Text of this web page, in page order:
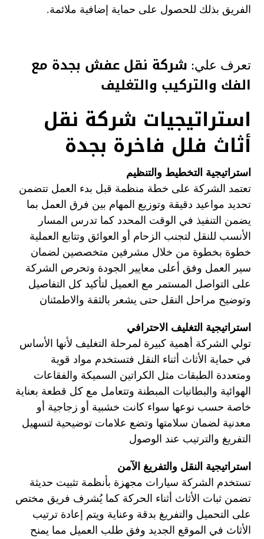
الفريق بذلك للحصول على حماية إضافية ملائمة.
تعرف علي: شركة نقل عفش بجدة مع
الفك والتركيب والتغليف
استراتيجيات شركة نقل
أثاث فلل فاخرة بجدة
استراتيجية التخطيط والتنظيم
تعتمد الشركة على خطة منظمة قبل بدء العمل تتضمن
تحديد مواعيد دقيقة وتوزيع المهام بين فرق العمل بما
يضمن التنفيذ في الوقت المحدد كما تدرس المسار
الأنسب للنقل لتجنب الزحام أو العوائق وتتابع العملية
خطوة بخطوة من خلال مشرفين متخصصين لضمان
سير العمل وفق أعلى معايير الجودة وتحرص الشركة
على التواصل المستمر مع العميل لتأكيد كل التفاصيل
وتوضيح مراحل النقل حتى يشعر بالثقة والاطمئنان
استراتيجية التغليف الاحترافي
تولي الشركة أهمية كبيرة لمرحلة التغليف لأنها الأساس
في حماية الأثاث أثناء النقل فتستخدم مواد قوية
ومتعددة الطبقات مثل الكراتين السميكة والفقاعات
الهوائية والبطانيات المبطنة وتتعامل مع كل قطعة بعناية
خاصة حسب نوعها سواء كانت خشبية أو زجاجية أو
معدنية لضمان سلامتها وتضع علامات توضيحية لتسهيل
التفريغ والترتيب عند الوصول
استراتيجية النقل والتفريغ الآمن
تستخدم الشركة سيارات مجهزة بأنظمة تثبيت حديثة
تضمن ثبات الأثاث أثناء الحركة كما يُشرف فريق مختص
على التحميل والتفريغ بدقة وعناية ويتم إعادة ترتيب
الأثاث في الموقع الجديد وفق طلب العميل مما يمنح